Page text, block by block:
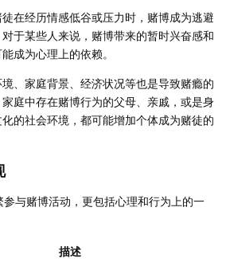
徒在经历情感低谷或压力时，赌博成为逃避
于某些人来说，赌博带来的暂时兴奋感和
成为心理上的依赖。
境、家庭背景、经济状况等也是导致赌瘾的
庭中存在赌博行为的父母、亲戚，或是身
的社会环境，都可能增加个体成为赌徒的
与赌博活动，更包括心理和行为上的一
描述